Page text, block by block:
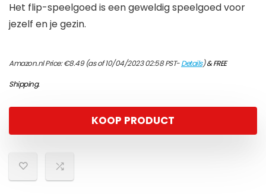
Het flip-speelgoed is een geweldig speelgoed voor
jezelf en je gezin.
Amazon.nl Price:€8.49(as of 10/04/2023 02:58 PST-Details)&FREE
Shipping.
KOOP PRODUCT